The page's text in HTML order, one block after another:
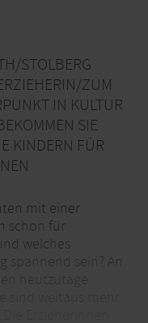
STOLBERG
ZUM
IN KULTUR
SIE
KINDERN FÜR
mit einer
schon für
welches
spannend sein? An